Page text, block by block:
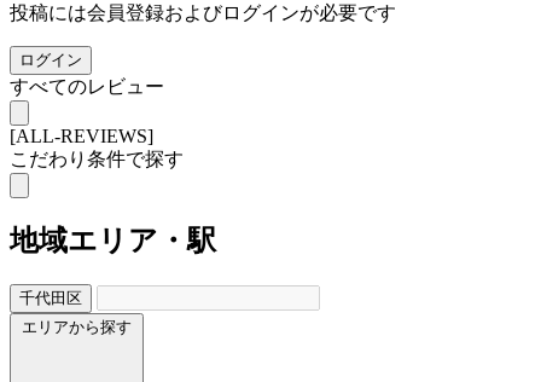
投稿には会員登録およびログインが必要です
ログイン
すべてのレビュー
[ALL-REVIEWS]
こだわり条件で探す
地域エリア・駅
千代田区
エリアから探す